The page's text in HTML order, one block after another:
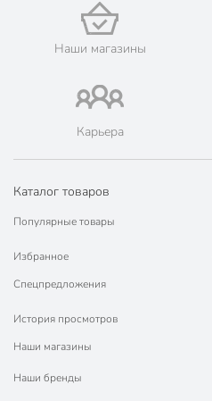
Наши магазины
Карьера
Каталог товаров
Популярные товары
Избранное
Спецпредложения
История просмотров
Наши магазины
Наши бренды